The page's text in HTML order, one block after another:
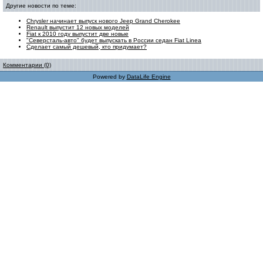
Другие новости по теме:
Chrysler начинает выпуск нового Jeep Grand Cherokee
Renault выпустит 12 новых моделей
Fiat к 2010 году выпустит две новые
"Северсталь-авто" будет выпускать в России седан Fiat Linea
Сделает самый дешевый, кто придумает?
Комментарии (0)
Powered by DataLife Engine